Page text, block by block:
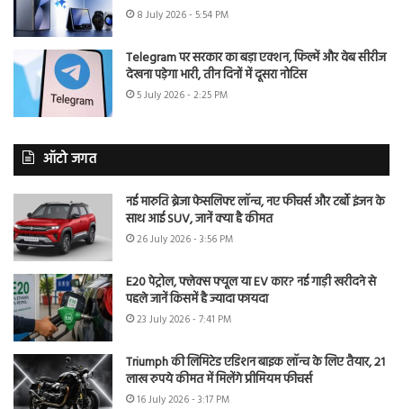
8 July 2026 - 5:54 PM
Telegram पर सरकार का बड़ा एक्शन, फिल्में और वेब सीरीज
देखना पड़ेगा भारी, तीन दिनों में दूसरा नोटिस
5 July 2026 - 2:25 PM
ऑटो जगत
नई मारुति ब्रेजा फेसलिफ्ट लॉन्च, नए फीचर्स और टर्बो इंजन के
साथ आई SUV, जानें क्या है कीमत
26 July 2026 - 3:56 PM
E20 पेट्रोल, फ्लेक्स फ्यूल या EV कार? नई गाड़ी खरीदने से
पहले जानें किसमें है ज्यादा फायदा
23 July 2026 - 7:41 PM
Triumph की लिमिटेड एडिशन बाइक लॉन्च के लिए तैयार, 21
लाख रुपये कीमत में मिलेंगे प्रीमियम फीचर्स
16 July 2026 - 3:17 PM